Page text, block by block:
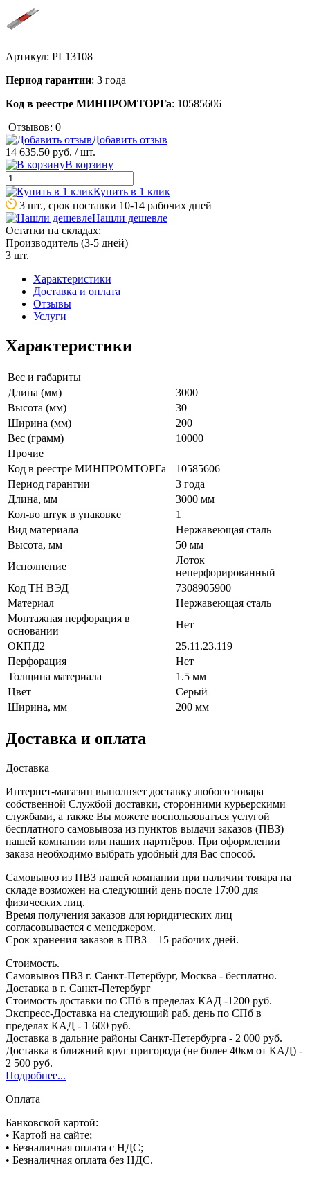
Артикул: PL13108
Период гарантии: 3 года
Код в реестре МИНПРОМТОРГа: 10585606
Отзывов: 0
Добавить отзыв
14 635.50 руб. / шт.
В корзину
Купить в 1 клик
3 шт., срок поставки 10-14 рабочих дней
Нашли дешевле
Остатки на складах:
Производитель (3-5 дней)
3 шт.
Характеристики
Доставка и оплата
Отзывы
Услуги
Характеристики
Вес и габариты
Длина (мм)
3000
Высота (мм)
30
Ширина (мм)
200
Вес (грамм)
10000
Прочие
Код в реестре МИНПРОМТОРГа
10585606
Период гарантии
3 года
Длина, мм
3000 мм
Кол-во штук в упаковке
1
Вид материала
Нержавеющая сталь
Высота, мм
50 мм
Исполнение
Лоток
неперфорированный
Код ТН ВЭД
7308905900
Материал
Нержавеющая сталь
Монтажная перфорация в
основании
Нет
ОКПД2
25.11.23.119
Перфорация
Нет
Толщина материала
1.5 мм
Цвет
Серый
Ширина, мм
200 мм
Доставка и оплата
Доставка
Интернет-магазин выполняет доставку любого товара
собственной Службой доставки, сторонними курьерскими
службами, а также Вы можете воспользоваться услугой
бесплатного самовывоза из пунктов выдачи заказов (ПВЗ)
нашей компании или наших партнёров. При оформлении
заказа необходимо выбрать удобный для Вас способ.
Самовывоз из ПВЗ нашей компании при наличии товара на
складе возможен на следующий день после 17:00 для
физических лиц.
Время получения заказов для юридических лиц
согласовывается с менеджером.
Срок хранения заказов в ПВЗ – 15 рабочих дней.
Стоимость.
Самовывоз ПВЗ г. Санкт-Петербург, Москва - бесплатно.
Доставка в г. Санкт-Петербург
Стоимость доставки по СПб в пределах КАД -1200 руб.
Экспресс-Доставка на следующий раб. день по СПб в
пределах КАД - 1 600 руб.
Доставка в дальние районы Санкт-Петербурга - 2 000 руб.
Доставка в ближний круг пригорода (не более 40км от КАД) -
2 500 руб.
Подробнее...
Оплата
Банковской картой:
• Картой на сайте;
• Безналичная оплата с НДС;
• Безналичная оплата без НДС.